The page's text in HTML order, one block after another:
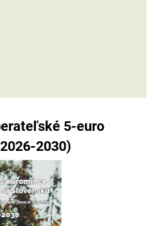
5-euro
2030)